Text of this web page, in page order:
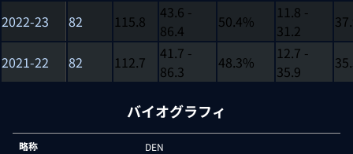
2022-23 82 115.8
43.6 -
86.4
50.4%
11.8 -
31.2
2021-22 82 112.7
41.7 -
86.3
48.3%
12.7 -
35.9
バイオグラフィ
略称
DEN